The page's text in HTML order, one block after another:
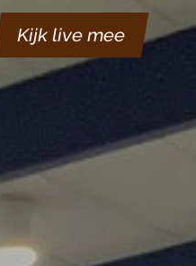
Kijk live mee